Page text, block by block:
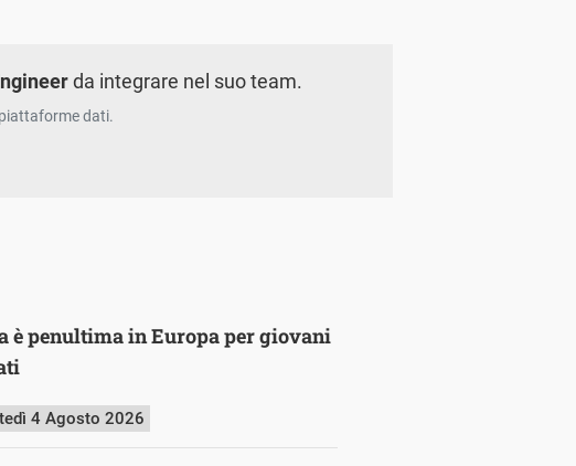
da integrare nel suo team.
dati.
è penultima in Europa per giovani
4 Agosto 2026